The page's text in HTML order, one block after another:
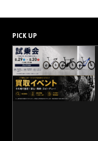
PICK UP